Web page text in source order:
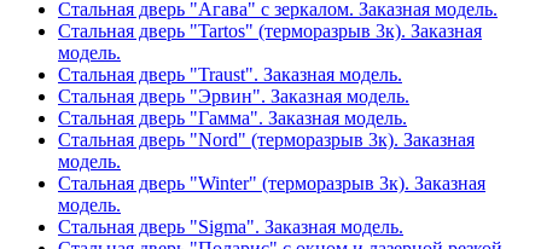
Стальная дверь "Агава" с зеркалом. Заказная модель.
Стальная дверь "Tartos" (терморазрыв 3к). Заказная
модель.
Стальная дверь "Traust". Заказная модель.
Стальная дверь "Эрвин". Заказная модель.
Стальная дверь "Гамма". Заказная модель.
Стальная дверь "Nord" (терморазрыв 3к). Заказная
модель.
Стальная дверь "Winter" (терморазрыв 3к). Заказная
модель.
Стальная дверь "Sigma". Заказная модель.